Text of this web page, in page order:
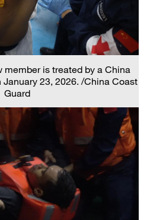
member is treated by a China
23, 2026. /China Coast
Guard